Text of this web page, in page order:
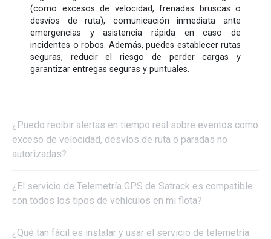
He leído y acepto lapolítica de privacidad
(como excesos de velocidad, frenadas bruscas o
desvíos de ruta), comunicación inmediata ante
emergencias y asistencia rápida en caso de
incidentes o robos. Además, puedes establecer rutas
seguras, reducir el riesgo de perder cargas y
garantizar entregas seguras y puntuales.
¿Puedo recibir alertas en tiempo real sobre eventos como
exceso de velocidad, desvíos de ruta o paradas no
autorizadas?
¿El servicio de Telemetría GPS de Satrack es compatible
con todos los tipos de vehículos en mi flota?
¿Qué tan fácil es instalar y usar el servicio de telemetría